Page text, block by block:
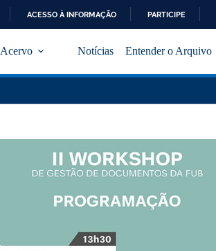
ACESSO À INFORMAÇÃO PARTICIPE
Acervo Notícias Entender o Arquivo